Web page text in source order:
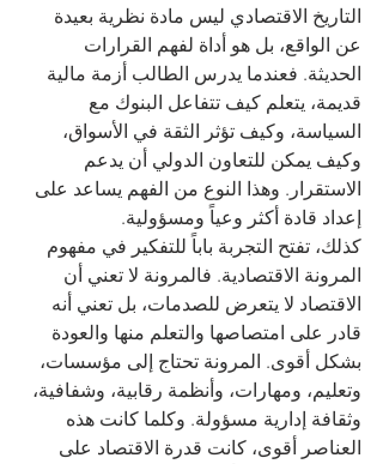
التاريخ الاقتصادي ليس مادة نظرية بعيدة
عن الواقع، بل هو أداة لفهم القرارات
الحديثة. فعندما يدرس الطالب أزمة مالية
قديمة، يتعلم كيف تتفاعل البنوك مع
السياسة، وكيف تؤثر الثقة في الأسواق،
وكيف يمكن للتعاون الدولي أن يدعم
الاستقرار. وهذا النوع من الفهم يساعد على
إعداد قادة أكثر وعياً ومسؤولية.
كذلك، تفتح التجربة باباً للتفكير في مفهوم
المرونة الاقتصادية. فالمرونة لا تعني أن
الاقتصاد لا يتعرض للصدمات، بل تعني أنه
قادر على امتصاصها والتعلم منها والعودة
بشكل أقوى. المرونة تحتاج إلى مؤسسات،
وتعليم، ومهارات، وأنظمة رقابية، وشفافية،
وثقافة إدارية مسؤولة. وكلما كانت هذه
العناصر أقوى، كانت قدرة الاقتصاد على